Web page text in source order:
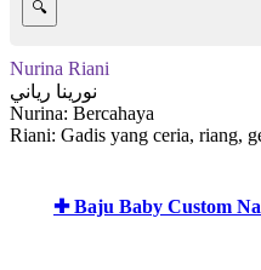
Nurina Riani
نورينا رياني
Nurina: Bercahaya
Riani: Gadis yang ceria, riang,
✚ Baju Baby Custom